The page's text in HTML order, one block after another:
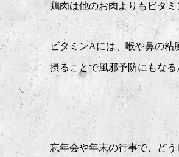
鶏肉は他のお肉よりもビタミ
ビタミンAには、喉や鼻の粘
摂ることで風邪予防にもなる
忘年会や年末の行事で、ど